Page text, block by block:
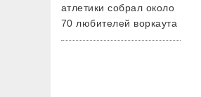
атлетики собрал около
70 любителей воркаута